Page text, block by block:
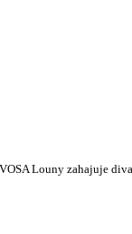
Louny zahajuje